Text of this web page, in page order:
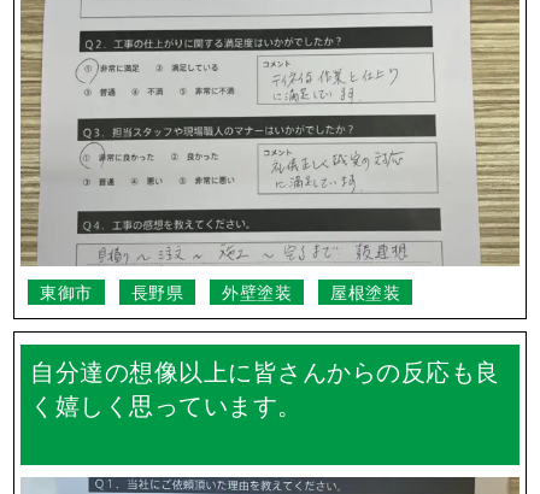
東御市 長野県 外壁塗装 屋根塗装
自分達の想像以上に皆さんからの反応も良
く嬉しく思っています。